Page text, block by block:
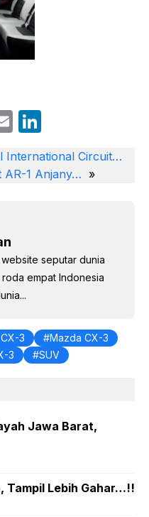
E
ail k
e
International Circuit…
AR-1 Anjany… »
seputar dunia
empat Indonesia
3
Mazda CX-3
3 SUV
Jawa Barat,
Tampil Lebih Gahar…!!